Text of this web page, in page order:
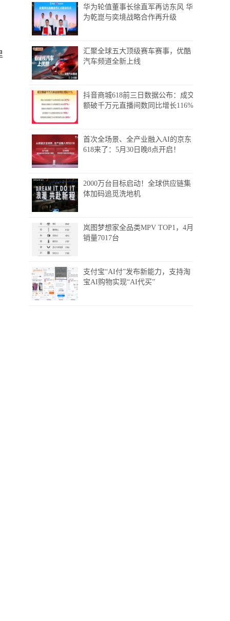
华为轮值董事长徐直军再访东风 华
为乾崑与奕境战略合作再升级
汇聚全球五大顶级赛车赛事，优酷
汽车频道全新上线
抖音商城618前三日数据公布：成交
额破千万元直播间数同比增长116%
首次全场景、全产业融入AI的京东
618来了：5月30日晚8点开启！
2000万台目标启动！全球供应链集
体加码追觅洗地机
岚图梦想家全品类MPV TOP1，4月
销量7017台
支付宝“AI付”发布新能力，支持淘
宝AI购物实现“AI代买”